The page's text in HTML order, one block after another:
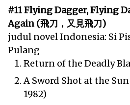
#11 Flying Dagger, Flying
Again (飛刀，又見飛刀)
judul novel Indonesia: Si
Pulang
Return of the Deadly
A Sword Shot at the
1982)